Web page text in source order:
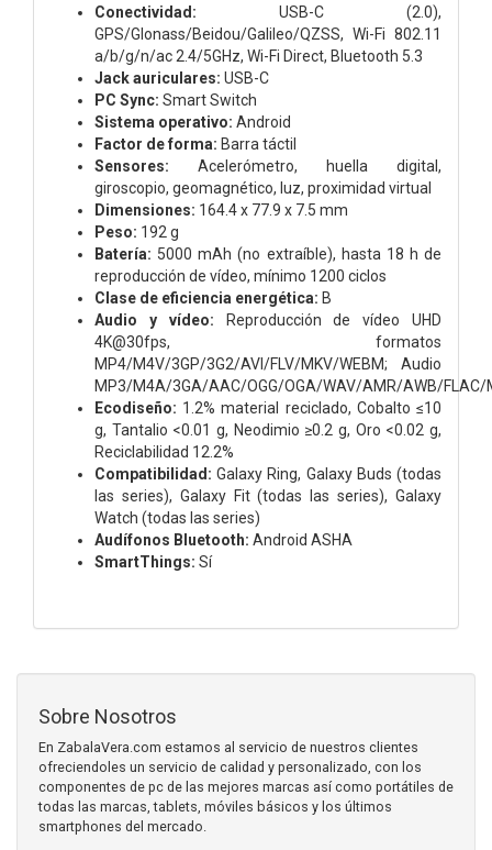
Conectividad: USB-C (2.0),
GPS/Glonass/Beidou/Galileo/QZSS, Wi-Fi 802.11
a/b/g/n/ac 2.4/5GHz, Wi-Fi Direct, Bluetooth 5.3
Jack auriculares: USB-C
PC Sync: Smart Switch
Sistema operativo: Android
Factor de forma: Barra táctil
Sensores: Acelerómetro, huella digital,
giroscopio, geomagnético, luz, proximidad virtual
Dimensiones: 164.4 x 77.9 x 7.5 mm
Peso: 192 g
Batería: 5000 mAh (no extraíble), hasta 18 h de
reproducción de vídeo, mínimo 1200 ciclos
Clase de eficiencia energética: B
Audio y vídeo: Reproducción de vídeo UHD
4K@30fps, formatos
MP4/M4V/3GP/3G2/AVI/FLV/MKV/WEBM; Audio
MP3/M4A/3GA/AAC/OGG/OGA/WAV/AMR/AWB/
Ecodiseño: 1.2% material reciclado, Cobalto ≤10
g, Tantalio <0.01 g, Neodimio ≥0.2 g, Oro <0.02 g,
Reciclabilidad 12.2%
Compatibilidad: Galaxy Ring, Galaxy Buds (todas
las series), Galaxy Fit (todas las series), Galaxy
Watch (todas las series)
Audífonos Bluetooth: Android ASHA
SmartThings: Sí
Sobre Nosotros
En ZabalaVera.com estamos al servicio de nuestros clientes
ofreciendoles un servicio de calidad y personalizado, con los
componentes de pc de las mejores marcas así como portátiles de
todas las marcas, tablets, móviles básicos y los últimos
smartphones del mercado.